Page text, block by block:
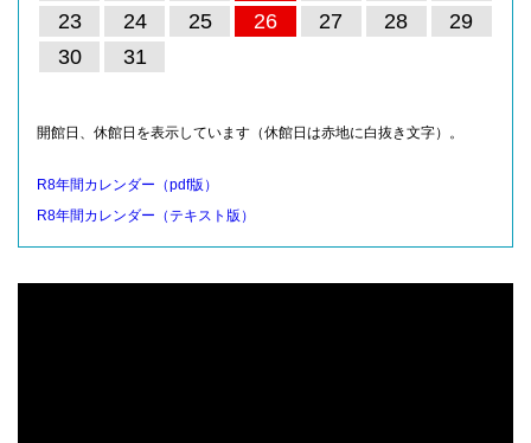
23
24 25 26 27 28
29
30
31
開館日、休館日を表示しています（休館日は赤地に白抜き文字）。
R8年間カレンダー（pdf版）
R8年間カレンダー（テキスト版）